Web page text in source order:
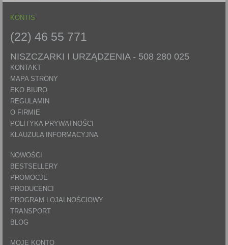
KONTIS
(22) 46 55 771
NISZCZARKI I URZĄDZENIA - 508 280 025
KONTAKT
MAPA STRONY
EKO BIURO
REGULAMIN
O FIRMIE
POLITYKA PRYWATNOŚCI
KLAUZULA INFORMACYJNA
NOWOŚCI
BESTSELLERY
PROMOCJE
PRODUCENCI
PROGRAM LOJALNOŚCIOWY
TRANSPORT
BLOG
MOJE KONTO